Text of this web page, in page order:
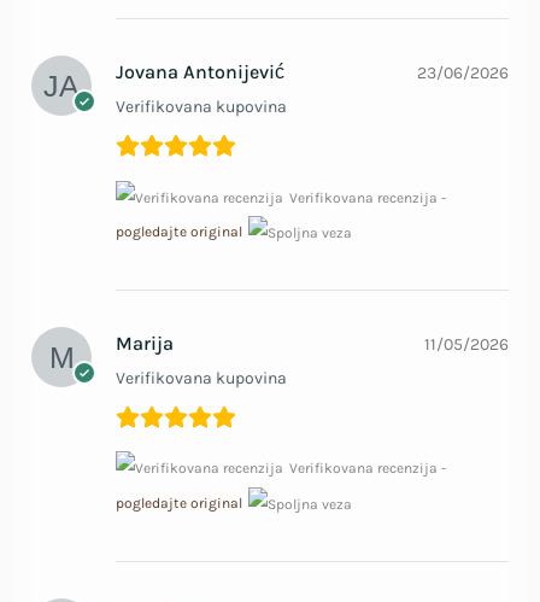
Jovana Antonijević
Verifikovana kupovina
23/06/2026
Verifikovana recenzija -
pogledajte original
Marija
Verifikovana kupovina
11/05/2026
Verifikovana recenzija -
pogledajte original